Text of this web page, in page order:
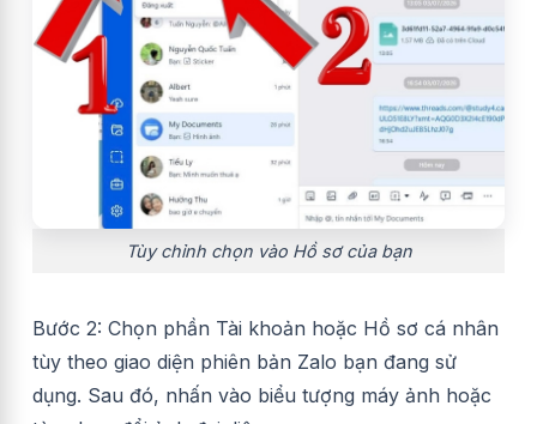
Tùy chỉnh chọn vào Hồ sơ của bạn
Bước 2: Chọn phần Tài khoản hoặc Hồ sơ cá nhân
tùy theo giao diện phiên bản Zalo bạn đang sử
dụng. Sau đó, nhấn vào biểu tượng máy ảnh hoặc